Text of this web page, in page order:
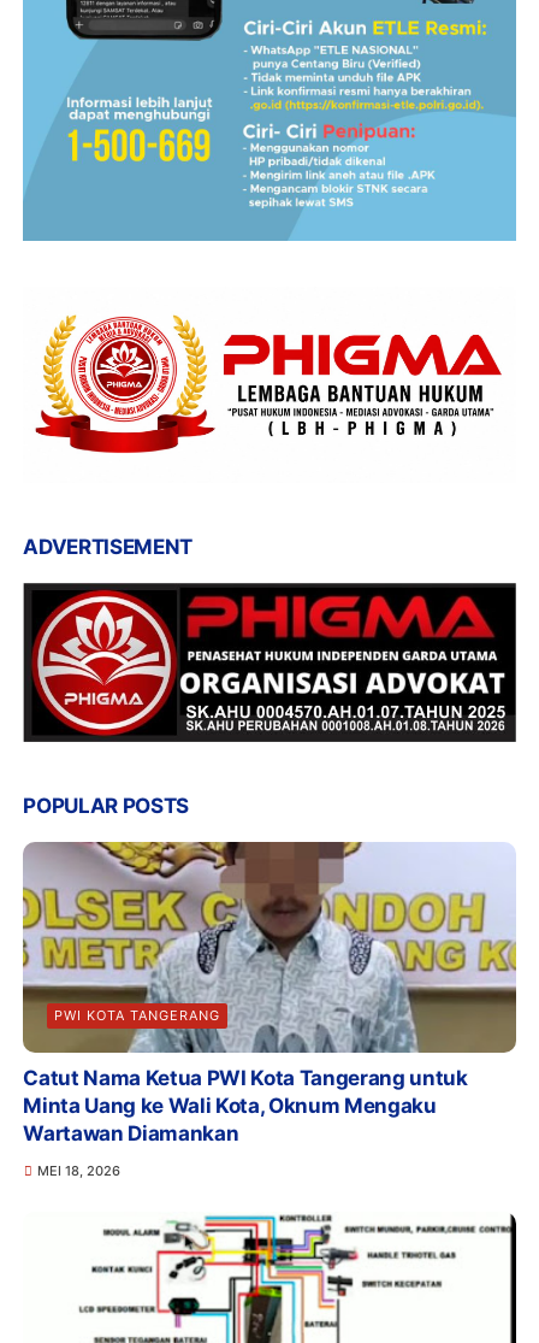
ADVERTISEMENT
POPULAR POSTS
PWI KOTA TANGERANG
Catut Nama Ketua PWI Kota Tangerang untuk
Minta Uang ke Wali Kota, Oknum Mengaku
Wartawan Diamankan
MEI 18, 2026